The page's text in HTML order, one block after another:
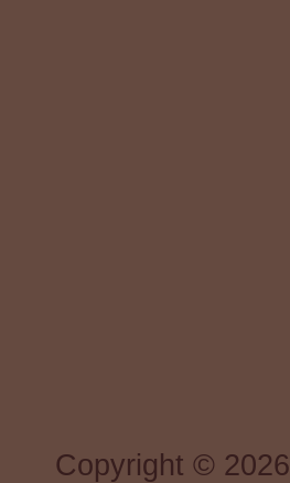
Copyright © 2026